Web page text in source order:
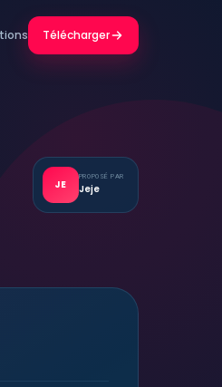
Télécharger
JE
PROPOSÉ PAR
Jeje